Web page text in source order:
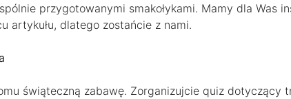
przygotowanymi smakołykami. Mamy dla Was
artykułu, dlatego zostańcie z nami.
świąteczną zabawę. Zorganizujcie quiz dotyczący